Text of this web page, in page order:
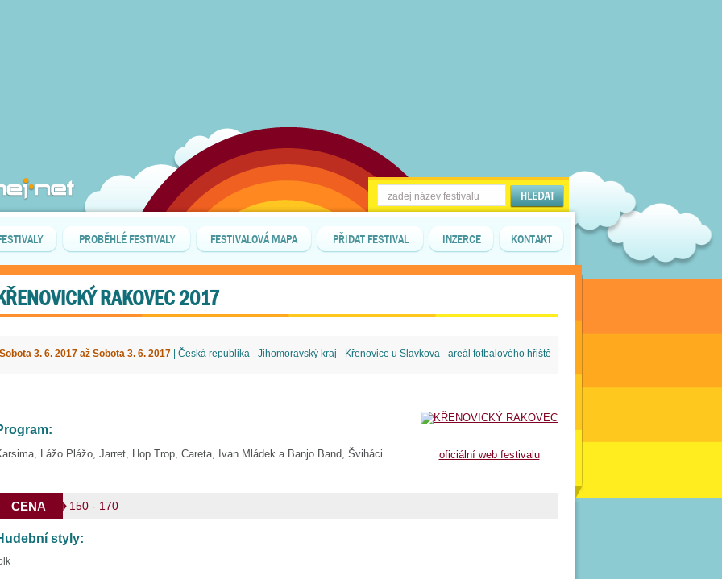
PROBĚHLÉ FESTIVALY FESTIVALOVÁ MAPA PŘIDAT FESTIVAL INZERCE KONTAKT
RAKOVEC 2017
Sobota 3. 6. 2017 až Sobota 3. 6. 2017 | Česká republika - Jihomoravský kraj - Křenovice u Slavkova - areál fotbalového hřiště
Lážo Plážo, Jarret, Hop Trop, Careta, Ivan Mládek a Banjo Band, Šviháci. oficiální web festivalu
CENA 150 - 170
styly: